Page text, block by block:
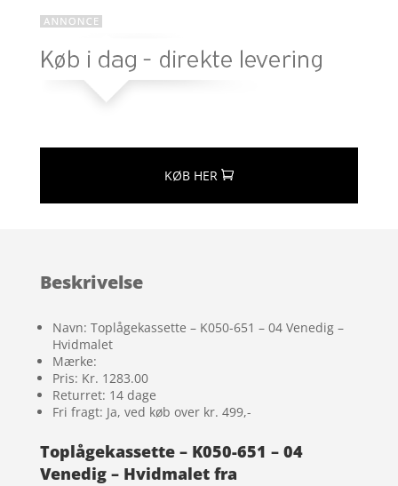
KØB HER
Beskrivelse
Navn: Toplågekassette – K050-651 – 04 Venedig –
Hvidmalet
Mærke:
Pris: Kr. 1283.00
Returret: 14 dage
Fri fragt: Ja, ved køb over kr. 499,-
Toplågekassette – K050-651 – 04
Venedig – Hvidmalet fra